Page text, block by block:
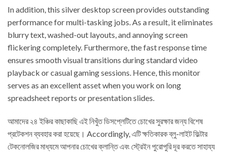
In addition, this silver desktop screen provides outstanding
performance for multi-tasking jobs. As a result, it eliminates
blurry text, washed-out layouts, and annoying screen
flickering completely. Furthermore, the fast response time
ensures smooth visual transitions during standard video
playback or casual gaming sessions. Hence, this monitor
serves as an excellent asset when you work on long
spreadsheet reports or presentation slides.
আমাদের ২৪ ইঞ্চির কাছাকাছি এই নিখুঁত ডিসপ্লেটিতে চোখের সুরক্ষার জন্য বিশেষ
প্রটেকশন ব্যবহার করা হয়েছে। Accordingly, এটি ক্ষতিকারক ব্লু-লাইট ফিল্টার
টেকনোলজির মাধ্যমে আপনার চোখের ক্লান্তি এবং স্ট্রেইন পুরোপুরি দূর করতে সাহায্য